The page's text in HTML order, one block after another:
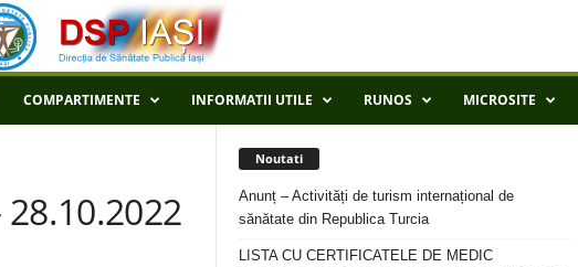
COMPARTIMENTE INFORMATII UTILE RUNOS MICROSITE
28.10.2022
Noutati
Anunț – Activități de turism internațional de
sănătate din Republica Turcia
LISTA CU CERTIFICATELE DE MEDIC